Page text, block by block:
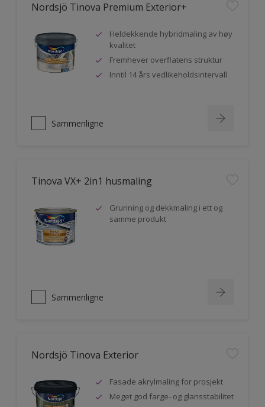
Nordsjö Tinova Premium Exterior+
Heldekkende hybridmaling av høy
kvalitet
Fremhever overflatens struktur
Inntil 14 års vedlikeholdsintervall
Sammenligne
Tinova VX+ 2in1 husmaling
Grunning og dekkmaling i ett og
samme produkt
Sammenligne
Nordsjö Tinova Exterior
Fasade akrylmaling for prosjekt
Meget god farge- og glansstabilitet